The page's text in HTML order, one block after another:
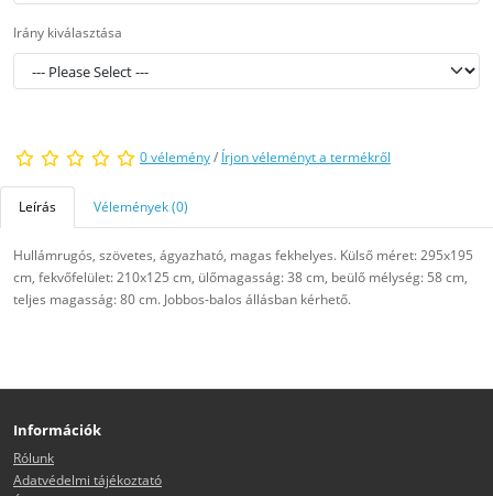
Irány kiválasztása
0 vélemény/ Írjon véleményt a termékről
Leírás Vélemények (0)
Hullámrugós, szövetes, ágyazható, magas fekhelyes. Külső méret: 295x195
cm, fekvőfelület: 210x125 cm, ülőmagasság: 38 cm, beülő mélység: 58 cm,
teljes magasság: 80 cm. Jobbos-balos állásban kérhető.
Információk
Rólunk
Adatvédelmi tájékoztató